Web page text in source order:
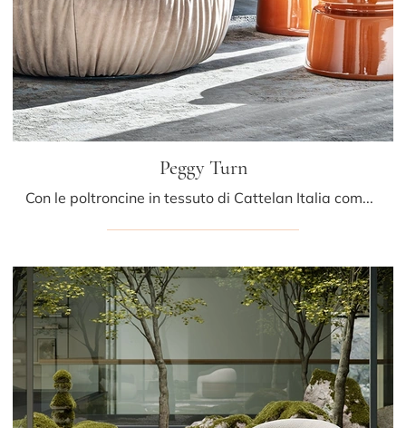
Peggy Turn
Con le poltroncine in tessuto di Cattelan Italia come il modello Peggy Turn potrai completare il tuo progetto d'arredo.